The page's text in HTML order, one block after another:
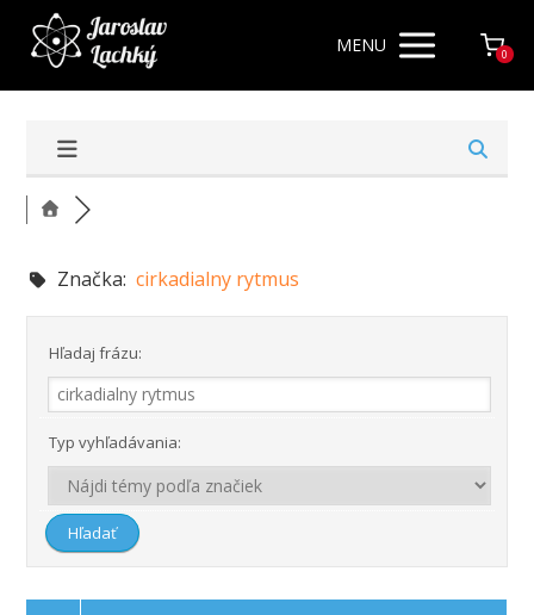
MENU 0
Značka:cirkadialny rytmus
Hľadaj frázu:
Typ vyhľadávania: